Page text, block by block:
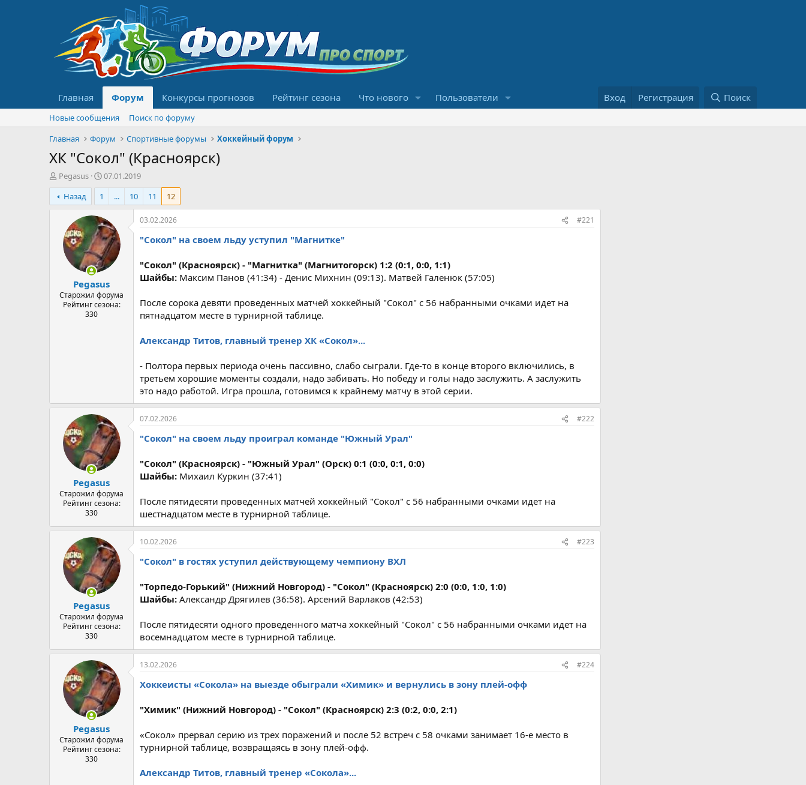
Главная Форум Конкурсы прогнозов Рейтинг сезона Что нового Пользователи Вход Регистрация Поиск
Новые сообщения
Поиск по форуму
Главная
Форум Спортивные форумы Хоккейный форум
ХК "Сокол" (Красноярск)
А
в
т
о
м
Pegasus
Д
а
а
н
а
ч
а
л
а
07.01.2019
Назад
1 ... 10 11 12
Pegasus
Старожил форума
Рейтинг сезона:
330
03.02.2026 #221
"Сокол" на своем льду уступил "Магнитке"
"Сокол" (Красноярск) - "Магнитка" (Магнитогорск) 1:2 (0:1, 0:0, 1:1)
Шайбы: Максим Панов (41:34) - Денис Михнин (09:13). Матвей Галенюк (57:05)
После сорока девяти проведенных матчей хоккейный "Сокол" c 56 набранными очками идет на
пятнадцатом месте в турнирной таблице.
Александр Титов, главный тренер ХК «Сокол»...
- Полтора первых периода очень пассивно, слабо сыграли. Где-то в конце второго включились, в
третьем хорошие моменты создали, надо забивать. Но победу и голы надо заслужить. А заслужить
это надо работой. Игра прошла, готовимся к крайнему матчу в этой серии.
Pegasus
Старожил форума
Рейтинг сезона:
330
07.02.2026 #222
"Сокол" на своем льду проиграл команде "Южный Урал"
"Сокол" (Красноярск) - "Южный Урал" (Орск) 0:1 (0:0, 0:1, 0:0)
Шайбы: Михаил Куркин (37:41)
После пятидесяти проведенных матчей хоккейный "Сокол" c 56 набранными очками идет на
шестнадцатом месте в турнирной таблице.
Pegasus
Старожил форума
Рейтинг сезона:
330
10.02.2026 #223
"Сокол" в гостях уступил действующему чемпиону ВХЛ
"Торпедо-Горький" (Нижний Новгород) - "Сокол" (Красноярск) 2:0 (0:0, 1:0, 1:0)
Шайбы: Александр Дрягилев (36:58). Арсений Варлаков (42:53)
После пятидесяти одного проведенного матча хоккейный "Сокол" c 56 набранными очками идет на
восемнадцатом месте в турнирной таблице.
Pegasus
Старожил форума
Рейтинг сезона:
330
13.02.2026 #224
Хоккеисты «Сокола» на выезде обыграли «Химик» и вернулись в зону плей-офф
"Химик" (Нижний Новгород) - "Сокол" (Красноярск) 2:3 (0:2, 0:0, 2:1)
«Сокол» прервал серию из трех поражений и после 52 встреч с 58 очками занимает 16-е место в
турнирной таблице, возвращаясь в зону плей-офф.
Александр Титов, главный тренер «Сокола»...